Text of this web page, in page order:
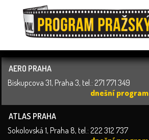
AERO PRAHA
Biskupcova 31, Praha 3, tel.: 271 771 349
dnešní program
ATLAS PRAHA
Sokolovská 1, Praha 8, tel.: 222 312 737